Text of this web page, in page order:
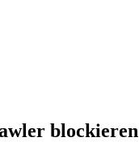
blockieren